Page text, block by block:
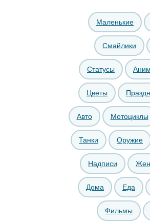
Маленькие
Смайлики
Статусы
Цветы
Авто Мотоциклы
Танки Оружие
Надписи
Дома Еда
Фильмы